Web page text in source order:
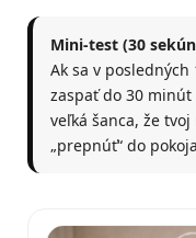
Mini-test (30
Ak sa v
zaspať do 30
veľká šanca, že
„prepnúť“ do